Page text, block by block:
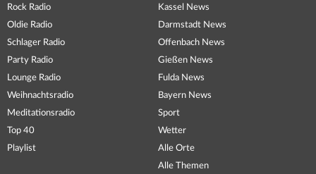
Rock Radio
Oldie Radio
Schlager Radio
Party Radio
Lounge Radio
Weihnachtsradio
Meditationsradio
Top 40
Playlist
Kassel News
Darmstadt News
Offenbach News
Gießen News
Fulda News
Bayern News
Sport
Wetter
Alle Orte
Alle Themen